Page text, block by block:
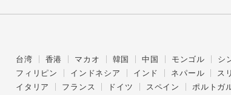
台湾 香港 マカオ 韓国 中国 モンゴル シ
フィリピン
インドネシア インド ネパール ス
イタリア フランス ドイツ スペイン ポルトガ